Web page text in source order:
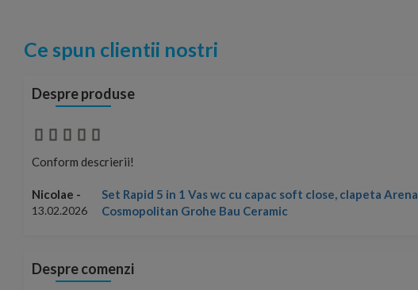
Ce spun clientii nostri
Despre produse
Conform descrierii!
Nicolae -
13.02.2026
Set Rapid 5 in 1 Vas wc cu capac soft close, clapeta Arena
Cosmopolitan Grohe Bau Ceramic
Despre comenzi